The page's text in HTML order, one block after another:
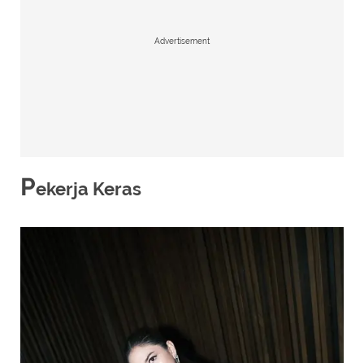
Advertisement
Pekerja Keras